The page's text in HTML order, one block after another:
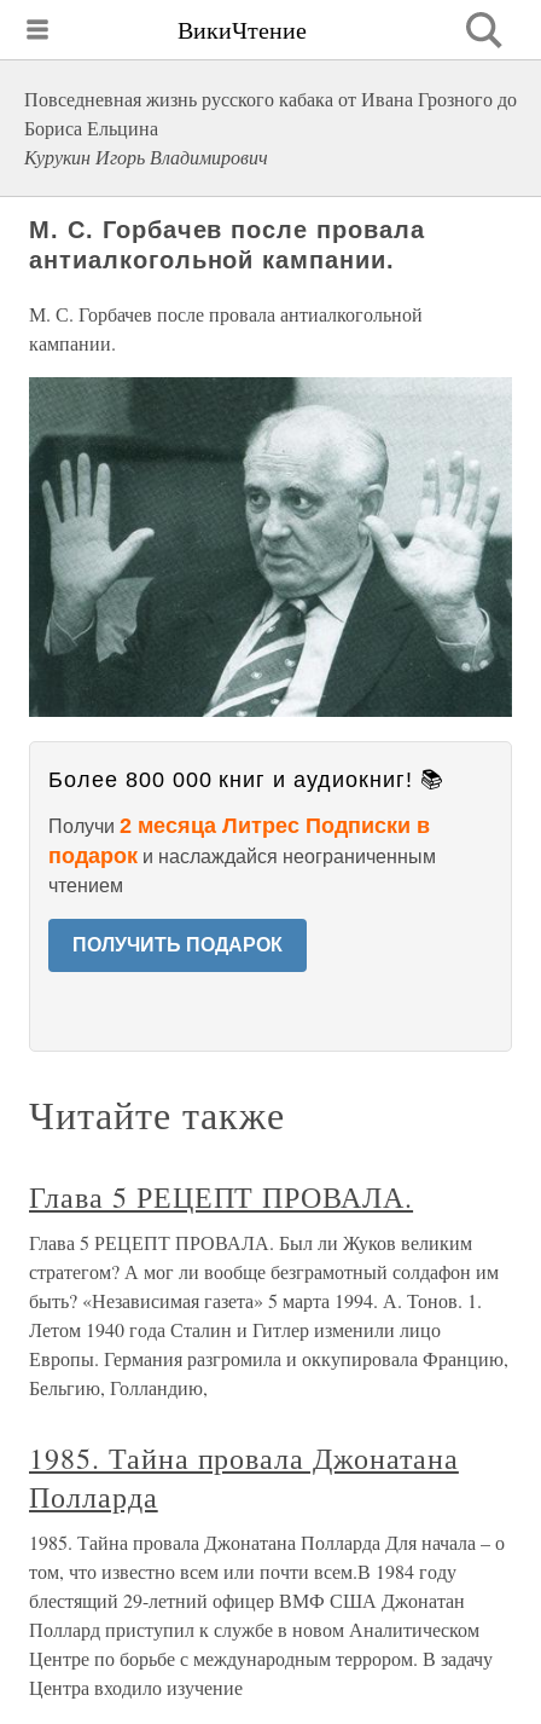
ВикиЧтение
Повседневная жизнь русского кабака от Ивана Грозного до
Бориса Ельцина
Курукин Игорь Владимирович
М. С. Горбачев после провала
антиалкогольной кампании.
М. С. Горбачев после провала антиалкогольной
кампании.
Более 800 000 книг и аудиокниг! 📚
Получи 2 месяца Литрес Подписки в
подарок и наслаждайся неограниченным
чтением
ПОЛУЧИТЬ ПОДАРОК
Читайте также
Глава 5 РЕЦЕПТ ПРОВАЛА.
Глава 5 РЕЦЕПТ ПРОВАЛА. Был ли Жуков великим
стратегом? А мог ли вообще безграмотный солдафон им
быть? «Независимая газета» 5 марта 1994. А. Тонов. 1.
Летом 1940 года Сталин и Гитлер изменили лицо
Европы. Германия разгромила и оккупировала Францию,
Бельгию, Голландию,
1985. Тайна провала Джонатана
Полларда
1985. Тайна провала Джонатана Полларда Для начала – о
том, что известно всем или почти всем.В 1984 году
блестящий 29-летний офицер ВМФ США Джонатан
Поллард приступил к службе в новом Аналитическом
Центре по борьбе с международным террором. В задачу
Центра входило изучение